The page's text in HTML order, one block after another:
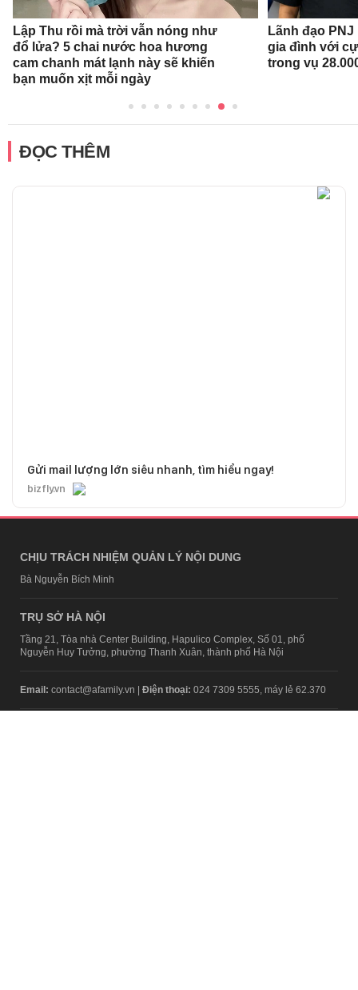
Lập Thu rồi mà trời vẫn nóng như
đổ lửa? 5 chai nước hoa hương
cam chanh mát lạnh này sẽ khiến
bạn muốn xịt mỗi ngày
Lãnh đạo
gia đình với
trong vụ
ĐỌC THÊM
Gửi mail lượng lớn siêu nhanh, tìm hiểu ngay!
bizfly.vn
CHỊU TRÁCH NHIỆM QUẢN LÝ NỘI DUNG
Bà Nguyễn Bích Minh
TRỤ SỞ HÀ NỘI
Tầng 21, Tòa nhà Center Building, Hapulico Complex, Số 01, phố
Nguyễn Huy Tưởng, phường Thanh Xuân, thành phố Hà Nội
Email: contact@afamily.vn | Điện thoại: 024 7309 5555, máy lẻ 62.370